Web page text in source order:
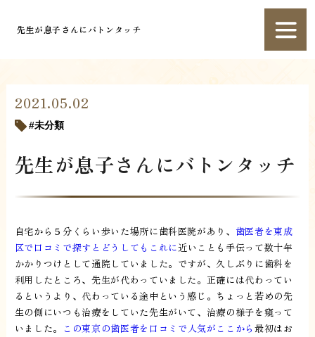
先生が息子さんにバトンタッチ
2021.05.02
未分類
先生が息子さんにバトンタッチ
自宅から５分くらい歩いた場所に歯科医院があり、 歯医者を東成
区で口コミで探すとどうしてもこれに近いことも手伝って数十年
かかりつけとして通院していました。ですが、久しぶりに歯科を
利用したところ、先生が代わっていました。正確には代わってい
るというより、代わっている途中という感じ。ちょっと若めの先
生の側にいつも治療をしていた先生がいて、治療の様子を窺って
いました。
この東京の歯医者を口コミで人気がここから最初はお